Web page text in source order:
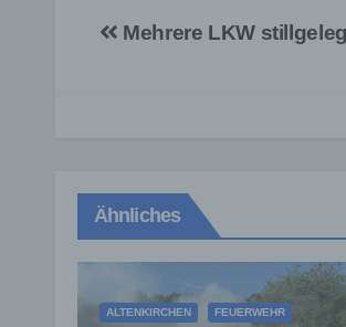
Mehrere LKW
Ähnliches
ALTENKIRCHEN FEUERWEHR